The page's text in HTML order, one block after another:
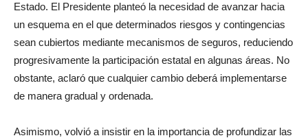
Estado. El Presidente planteó la necesidad de avanzar hacia
un esquema en el que determinados riesgos y contingencias
sean cubiertos mediante mecanismos de seguros, reduciendo
progresivamente la participación estatal en algunas áreas. No
obstante, aclaró que cualquier cambio deberá implementarse
de manera gradual y ordenada.
Asimismo, volvió a insistir en la importancia de profundizar las